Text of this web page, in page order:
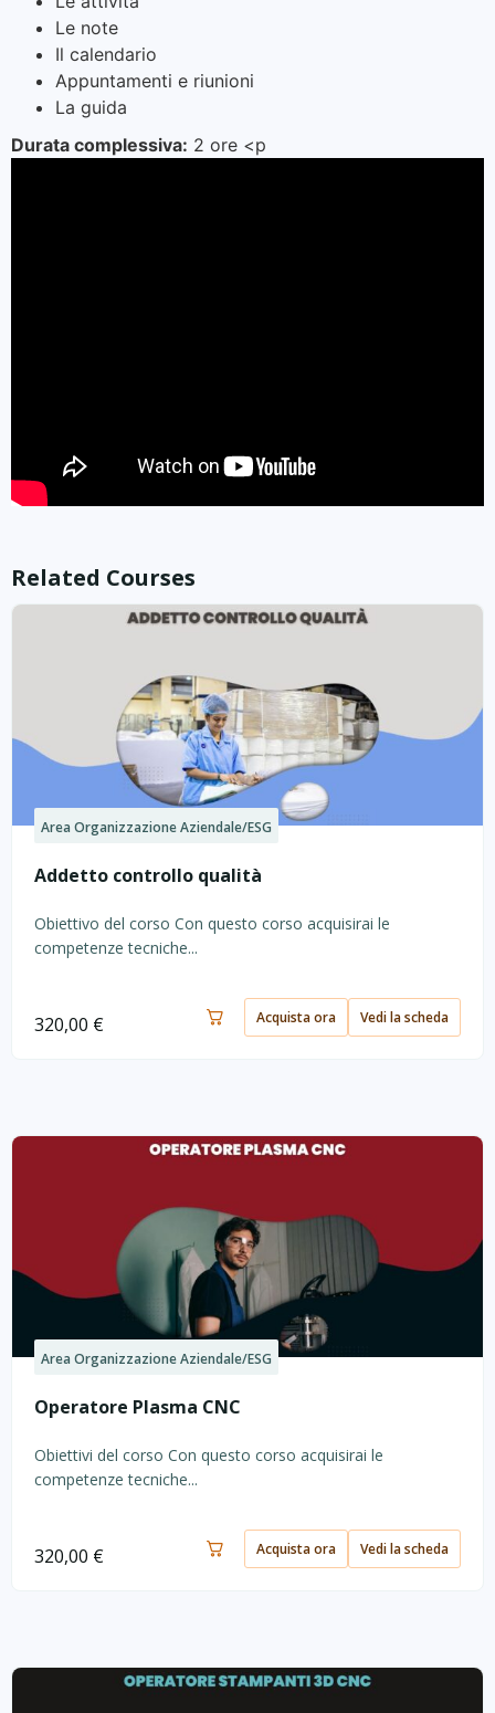
Le note
Il calendario
Appuntamenti e riunioni
La guida
Durata complessiva: 2 ore <p
Related Courses
Area Organizzazione Aziendale/ESG
Addetto controllo qualità
Obiettivo del corso Con questo corso acquisirai le
competenze tecniche...
320,00 € Acquista ora Vedi la scheda
Area Organizzazione Aziendale/ESG
Operatore Plasma CNC
Obiettivi del corso Con questo corso acquisirai le
competenze tecniche...
320,00 € Acquista ora Vedi la scheda